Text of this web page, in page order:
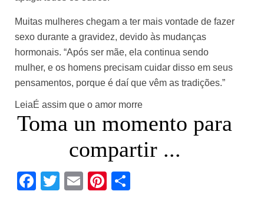
Muitas mulheres chegam a ter mais vontade de fazer
sexo durante a gravidez, devido às mudanças
hormonais. “Após ser mãe, ela continua sendo
mulher, e os homens precisam cuidar disso em seus
pensamentos, porque é daí que vêm as tradições.”
LeiaÉ assim que o amor morre
Toma un momento para
compartir ...
Facebook
Twitter
EmailPinterest